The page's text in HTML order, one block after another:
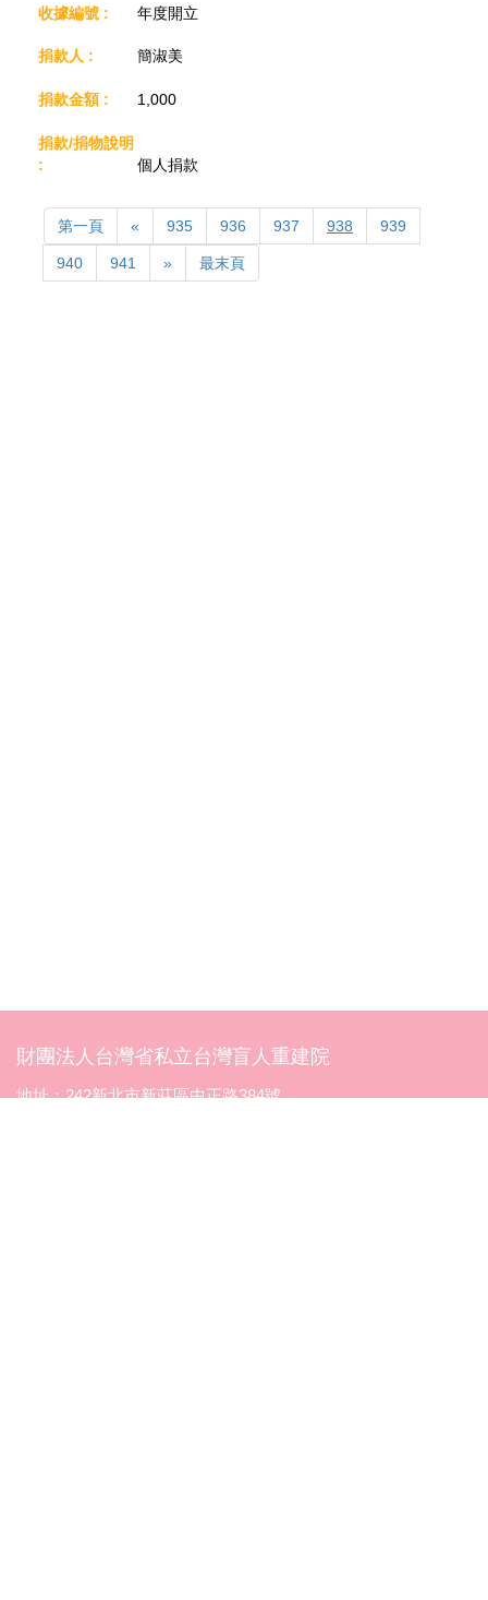
年度開立
簡淑美
1,000
個人捐款
第一頁first « Previous
935 936 937 938 939
940 941 »Next最末頁last
財團法人台灣省私立台灣盲人重建院
地址：242新北市新莊區中正路384號